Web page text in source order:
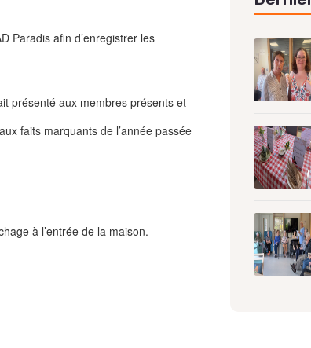
Paradis afin d’enregistrer les
présenté aux membres présents et
faits marquants de l’année passée
à l’entrée de la maison.